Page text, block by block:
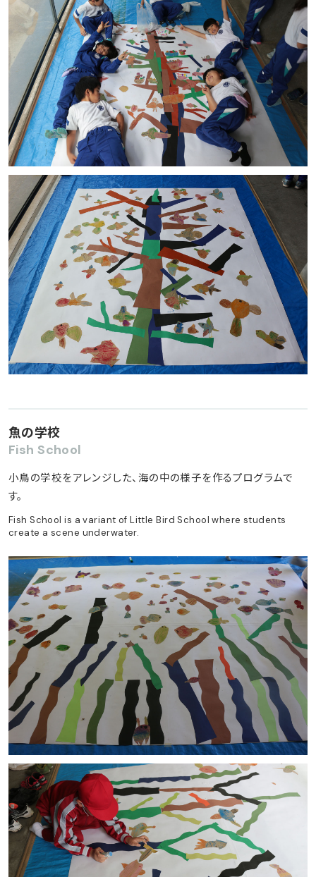
魚の学校
Fish School
小鳥の学校をアレンジした、海の中の様子を作るプログラムで
す。
Fish School is a variant of Little Bird School where students
create a scene underwater.